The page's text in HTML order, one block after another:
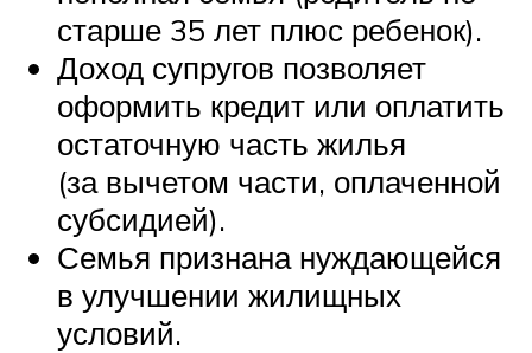
старше 35 лет плюс ребенок).
Доход супругов позволяет
оформить кредит или оплатить
остаточную часть жилья
(за вычетом части, оплаченной
субсидией).
Семья признана нуждающейся
в улучшении жилищных
условий.